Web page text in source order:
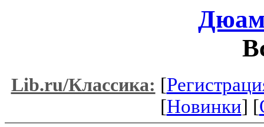
Lib.ru/Классика: [
[Новинки] [